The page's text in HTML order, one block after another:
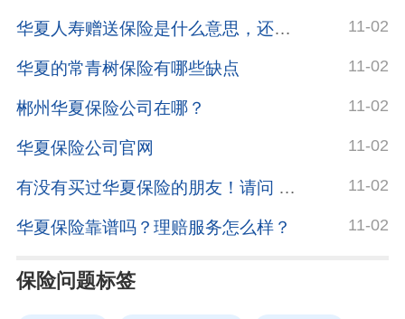
华夏人寿赠送保险是什么意思，还发了合同号给我 11-02
华夏的常青树保险有哪些缺点 11-02
郴州华夏保险公司在哪？ 11-02
华夏保险公司官网 11-02
有没有买过华夏保险的朋友！请问 可靠吗？ 11-02
华夏保险靠谱吗？理赔服务怎么样？ 11-02
保险问题标签